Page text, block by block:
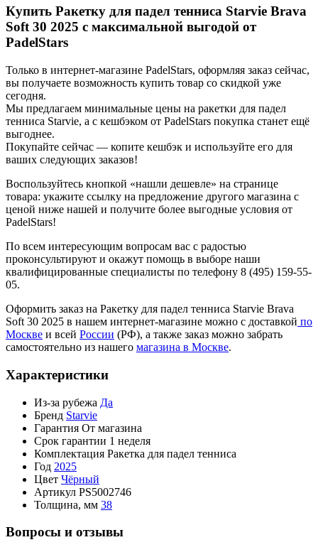
Купить Ракетку для падел тенниса Starvie Brava
Soft 30 2025 с максимальной выгодой от
PadelStars
Только в интернет-магазине PadelStars, оформляя заказ сейчас,
вы получаете возможность купить товар со скидкой уже
сегодня.
Мы предлагаем минимальные цены на ракетки для падел
тенниса Starvie, а с кешбэком от PadelStars покупка станет ещё
выгоднее.
Покупайте сейчас — копите кешбэк и используйте его для
ваших следующих заказов!
Воспользуйтесь кнопкой «нашли дешевле» на странице
товара: укажите ссылку на предложение другого магазина с
ценой ниже нашей и получите более выгодные условия от
PadelStars!
По всем интересующим вопросам вас с радостью
проконсультируют и окажут помощь в выборе наши
квалифицированные специалисты по телефону 8 (495) 159-55-
05.
Оформить заказ на Ракетку для падел тенниса Starvie Brava
Soft 30 2025 в нашем интернет-магазине можно с доставкой по
Москве и всей России (РФ), а также заказ можно забрать
самостоятельно из нашего магазина в Москве.
Характеристики
Из-за рубежа Да
Бренд Starvie
Гарантия От магазина
Срок гарантии 1 неделя
Комплектация Ракетка для падел тенниса
Год 2025
Цвет Чёрный
Артикул PS5002746
Толщина, мм 38
Вопросы и отзывы